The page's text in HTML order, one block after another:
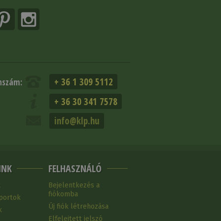
+ 36 1 309 5112
+ 36 30 341 7578
info@klp.hu
FELHASZNÁLÓ
Bejelentkezés a
fiókomba
Új fiók létrehozása
Elfelejtett jelszó